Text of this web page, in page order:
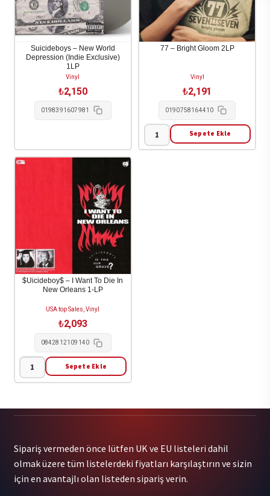
Suicideboys – New World
Depression (Indie Exclusive)
1LP
Vinyl
₺2,150
0198391607981
77 – Bright Gloom 2LP
Vinyl
₺2,191
0190758164410
77
Sepete Ekle
$Uicideboy$ – I Want To Die In
New Orleans 1-LP
USA top Sales, Vinyl
₺2,093
0842812109140
$Uicideboy$
Want
Die
In
New
Sepete Ekle
Sipariş vermeden önce lütfen UK ve EU listeleri dahil
olmak üzere tüm listelerdeki fiyatları karşılaştırın ve sizin
için en avantajlı olan listeden sipariş verin.